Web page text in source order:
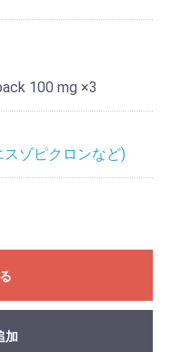
100 mg ×3
ゾピクロンなど)
加